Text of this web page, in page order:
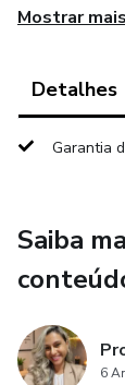
🧩 Adivinhas
👅 Trava-
Durante a
personagens
✅ Oralidade
Mostrar mais
Detalhes
Garantia
Saiba
6